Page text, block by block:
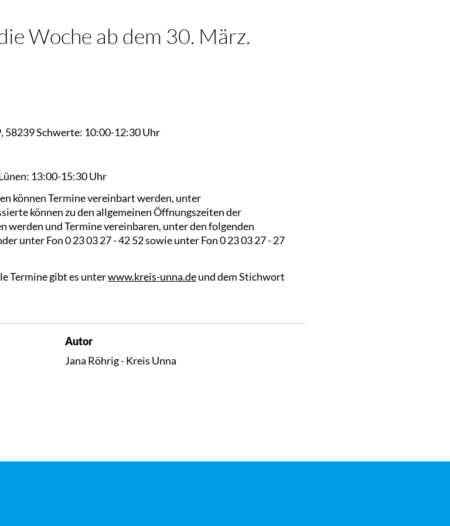
Woche ab dem 30. März.
Schwerte: 10:00-12:30 Uhr
13:00-15:30 Uhr
können Termine vereinbart werden, unter
können zu den allgemeinen Öffnungszeiten der
und Termine vereinbaren, unter den folgenden
unter Fon 0 23 03 27 - 42 52 sowie unter Fon 0 23 03 27 - 27
Termine gibt es unterwww.kreis-unna.deund dem Stichwort
Autor
Jana Röhrig - Kreis Unna